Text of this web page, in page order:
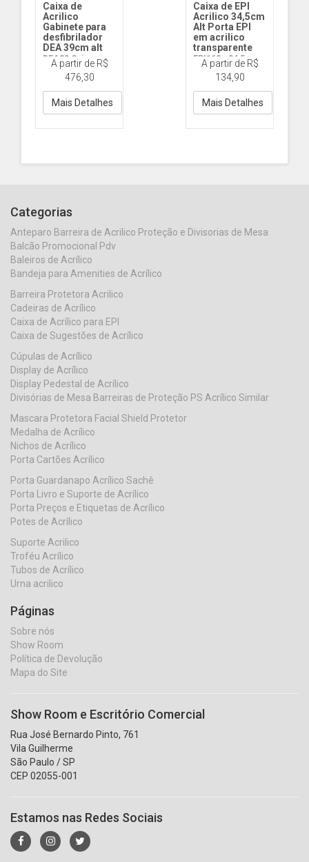
Caixa de
Acrilico
Gabinete para
desfibrilador
DEA 39cm alt
DEA39 Caixa
Acrilico 39cm Alt
x 4mm Espes
A partir de R$
476,30
Mais Detalhes
Caixa de EPI
Acrilico 34,5cm
Alt Porta EPI
em acrilico
transparente
EPI162 - 34,5cm
AltA partir de R$
134,90
Mais Detalhes
Categorias
Anteparo Barreira de Acrilico Proteção e Divisorias de Mesa
Balcão Promocional Pdv
Baleiros de Acrílico
Bandeja para Amenities de Acrílico
Barreira Protetora Acrilico
Cadeiras de Acrílico
Caixa de Acrílico para EPI
Caixa de Sugestões de Acrílico
Cúpulas de Acrílico
Display de Acrílico
Display Pedestal de Acrílico
Divisórias de Mesa Barreiras de Proteção PS Acrílico Similar
Mascara Protetora Facial Shield Protetor
Medalha de Acrílico
Nichos de Acrílico
Porta Cartões Acrílico
Porta Guardanapo Acrílico Sachê
Porta Livro e Suporte de Acrílico
Porta Preços e Etiquetas de Acrílico
Potes de Acrílico
Suporte Acrilico
Troféu Acrílico
Tubos de Acrílico
Urna acrilico
Páginas
Sobre nós
Show Room
Política de Devolução
Mapa do Site
Show Room e Escritório Comercial
Rua José Bernardo Pinto, 761
Vila Guilherme
São Paulo / SP
CEP 02055-001
Estamos nas Redes Sociais